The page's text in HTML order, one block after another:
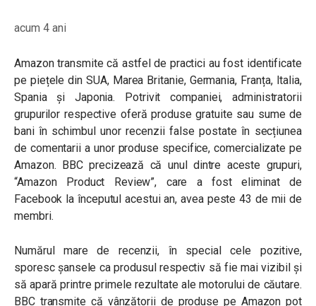
acum 4 ani
Amazon transmite că astfel de practici au fost identificate
pe piețele din SUA, Marea Britanie, Germania, Franța, Italia,
Spania și Japonia. Potrivit companiei, administratorii
grupurilor respective oferă produse gratuite sau sume de
bani în schimbul unor recenzii false postate în secțiunea
de comentarii a unor produse specifice, comercializate pe
Amazon. BBC precizează că unul dintre aceste grupuri,
“Amazon Product Review”, care a fost eliminat de
Facebook la începutul acestui an, avea peste 43 de mii de
membri.
Numărul mare de recenzii, în special cele pozitive,
sporesc șansele ca produsul respectiv să fie mai vizibil și
să apară printre primele rezultate ale motorului de căutare.
BBC transmite că vânzătorii de produse pe Amazon pot